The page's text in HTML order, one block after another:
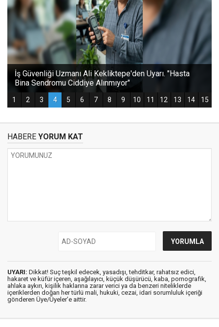
HABERE YORUM KAT
UYARI: Dikkat! Suç teşkil edecek, yasadışı, tehditkar, rahatsız edici,
hakaret ve küfür içeren, aşağılayıcı, küçük düşürücü, kaba, pornografik,
ahlaka aykırı, kişilik haklarına zarar verici ya da benzeri niteliklerde
içeriklerden doğan her türlü mali, hukuki, cezai, idari sorumluluk içeriği
gönderen Üye/Üyeler’e aittir.